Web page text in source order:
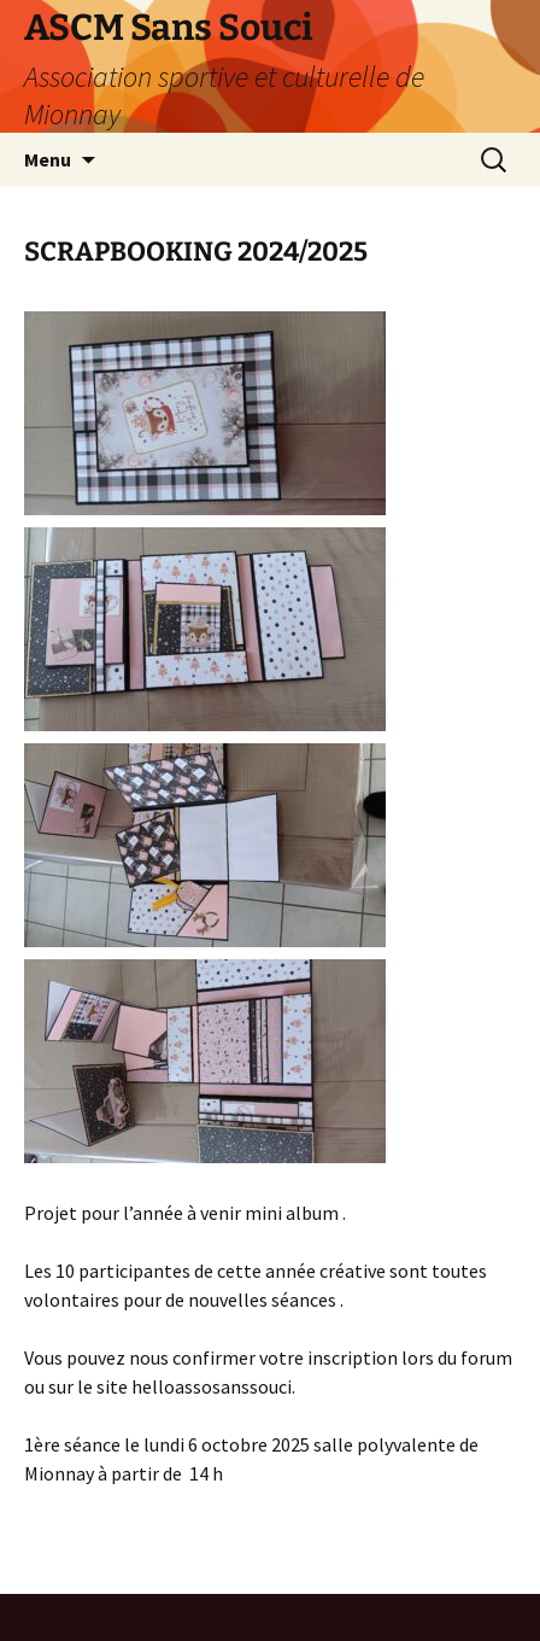
Aller
contenu
ASCM Sans Souci
Association sportive et culturelle de
Mionnay
Menu
SCRAPBOOKING 2024/2025
Projet pour l’année à venir mini album .
Les 10 participantes de cette année créative sont toutes
volontaires pour de nouvelles séances .
Vous pouvez nous confirmer votre inscription lors du forum
ou sur le site helloassosanssouci.
1ère séance le lundi 6 octobre 2025 salle polyvalente de
Mionnay à partir de 14 h